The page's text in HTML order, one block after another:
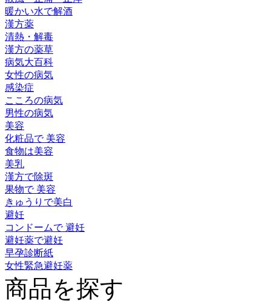
暖かい水で解酒
漢方薬
清熱・解毒
漢方の薬草
病気大百科
女性の病気
感染症
こころの病気
男性の病気
美容
化粧品で 美容
食物は美容
美乳
漢方で除斑
果物で 美容
きゅうりで美白
避妊
コンドームで 避妊
避妊薬で避妊
早孕診断紙
女性緊急避妊薬
商品を探す